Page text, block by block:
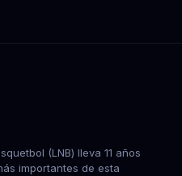
(LNB) lleva 11 años
importantes de esta